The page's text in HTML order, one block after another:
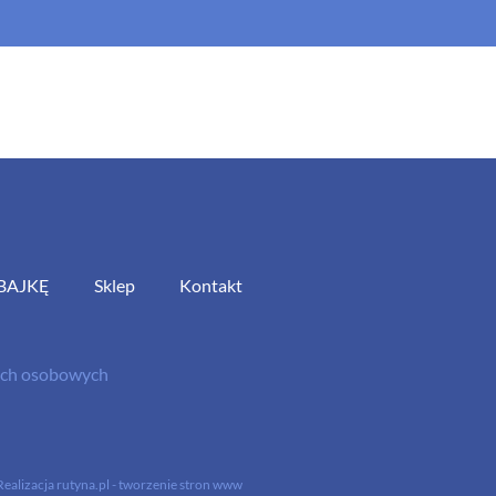
Sklep Kontakt
osobowych
rutyna.pl - tworzenie stron www